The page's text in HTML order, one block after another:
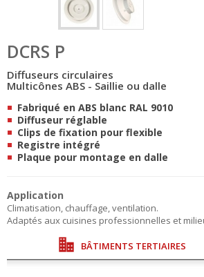
DCRS P
Diffuseurs circulaires
Multicônes ABS - Saillie ou dalle
Fabriqué en ABS blanc RAL 9010
Diffuseur réglable
Clips de fixation pour flexible
Registre intégré
Plaque pour montage en dalle
Application
Climatisation, chauffage, ventilation.
Adaptés aux cuisines professionnelles et
BÂTIMENTS TERTIAIRES